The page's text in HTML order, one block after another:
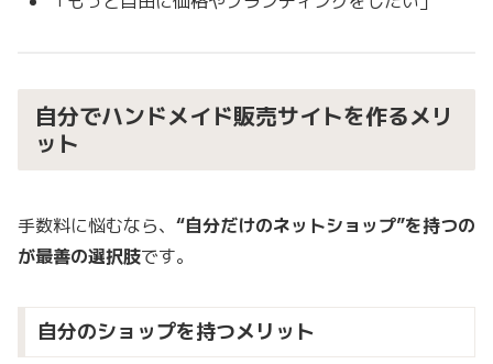
自分でハンドメイド販売サイトを作るメリ
ット
手数料に悩むなら、 “自分だけのネットショップ”を持つの
が最善の選択肢です。
自分のショップを持つメリット